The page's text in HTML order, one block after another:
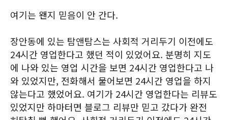
여기는 왠지 믿음이 안 간다.
장안동에 있는 탐앤탐스는 사회적 거리두기 이전에도
24시간 영업한다고 했던 적이 있었어요. 분명히 지도
에 나와 있는 영업 시간을 보면 24시간 영업한다고 나
와 있었지만, 전화해서 물어보면 24시간 영업을 하지
않는다고 했었어요. 여기가 24시간 영업한다는 리뷰도
있었지만 하마터면 블로그 리뷰만 믿고 갔다가 완전